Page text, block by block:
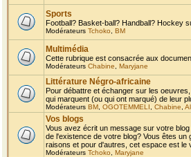
Sports
Football? Basket-ball? Handball? Hockey
Modérateurs Tchoko BM
Multimédia
Cette rubrique est consacrée aux
Modérateurs Chabine Maryjane
Littérature Négro-africaine
Pour débattre et échanger sur les
qui marquent (ou qui ont marqué) de leur
Modérateurs BM OGOTEMMELI Chabine
Vos blogs
Vous avez écrit un message sur votre
de l'existence de votre blog? Vous êtes
raisons et pour d'autres, cet espace est le
Modérateurs Tchoko Maryjane